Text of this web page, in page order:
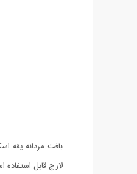
لارج قابل